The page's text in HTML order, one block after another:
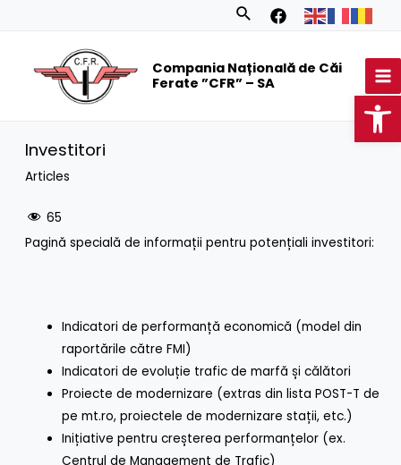
Search
Compania Națională de Căi
Ferate ”CFR” – SA
Investitori
Articles
65
Pagină specială de informații pentru potențiali investitori:
Indicatori de performanță economică (model din
raportările către FMI)
Indicatori de evoluție trafic de marfă și călători
Proiecte de modernizare (extras din lista POST-T de
pe mt.ro, proiectele de modernizare stații, etc.)
Inițiative pentru creșterea performanțelor (ex.
Centrul de Management de Trafic)